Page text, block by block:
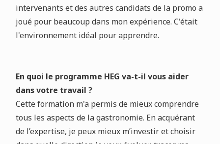
intervenants et des autres candidats de la promo a
joué pour beaucoup dans mon expérience. C'était
l'environnement idéal pour apprendre.
En quoi le programme HEG va-t-il vous aider
dans votre travail ?
Cette formation m'a permis de mieux comprendre
tous les aspects de la gastronomie. En acquérant
de l’expertise, je peux mieux m’investir et choisir